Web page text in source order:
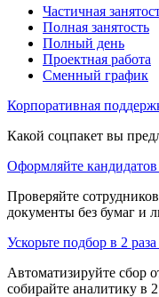
Частичная
Полная занятость
Полный день
Проектная работа
Сменный график
Корпоративная
Какой соцпакет вы
Оформляйте
Проверяйте
документы без бумаг и
Ускорьте подбор в 2
Автоматизируйте сбор
собирайте аналитику в